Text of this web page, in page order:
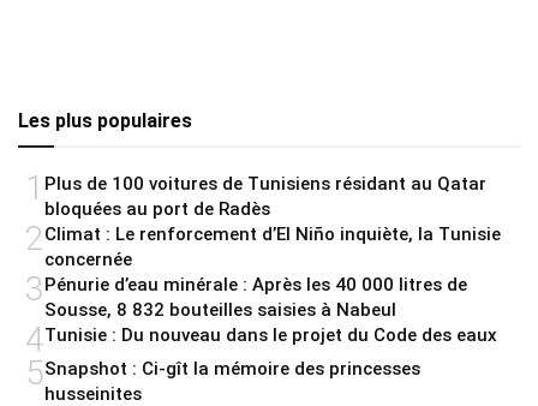
Les plus populaires
1 Plus de 100 voitures de Tunisiens résidant au Qatar
bloquées au port de Radès
2Climat : Le renforcement d’El Niño inquiète, la Tunisie
concernée
3Pénurie d’eau minérale : Après les 40 000 litres de
Sousse, 8 832 bouteilles saisies à Nabeul
4Tunisie : Du nouveau dans le projet du Code des eaux
5Snapshot : Ci-gît la mémoire des princesses
husseinites